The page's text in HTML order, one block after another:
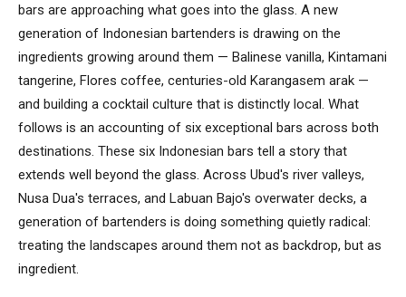
bars are approaching what goes into the glass. A new
generation of Indonesian bartenders is drawing on the
ingredients growing around them — Balinese vanilla, Kintamani
tangerine, Flores coffee, centuries-old Karangasem arak —
and building a cocktail culture that is distinctly local. What
follows is an accounting of six exceptional bars across both
destinations. These six Indonesian bars tell a story that
extends well beyond the glass. Across Ubud's river valleys,
Nusa Dua's terraces, and Labuan Bajo's overwater decks, a
generation of bartenders is doing something quietly radical:
treating the landscapes around them not as backdrop, but as
ingredient.